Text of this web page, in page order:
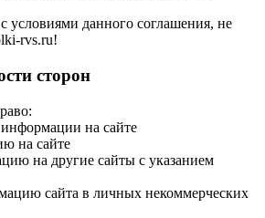
условиями данного соглашения, не
rvs.ru!
сторон
на сайте
на сайте
на другие сайты с указанием
сайта в личных некоммерческих